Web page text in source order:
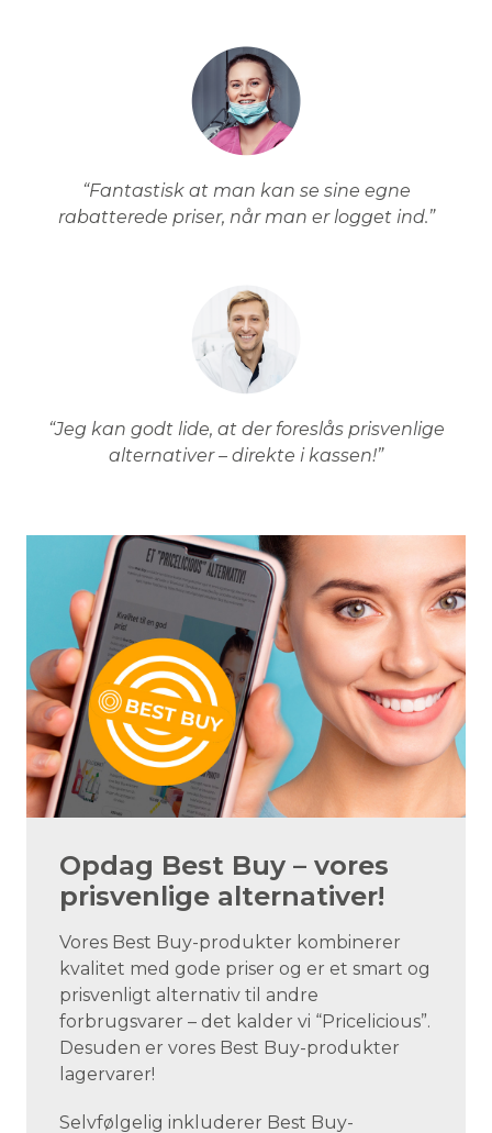
“Fantastisk at man kan se sine egne
rabatterede priser, når man er logget ind.”
“Jeg kan godt lide, at der foreslås prisvenlige
alternativer – direkte i kassen!”
Opdag Best Buy – vores
prisvenlige alternativer!
Vores Best Buy-produkter kombinerer
kvalitet med gode priser og er et smart og
prisvenligt alternativ til andre
forbrugsvarer – det kalder vi “Pricelicious”.
Desuden er vores Best Buy-produkter
lagervarer!
Selvfølgelig inkluderer Best Buy-